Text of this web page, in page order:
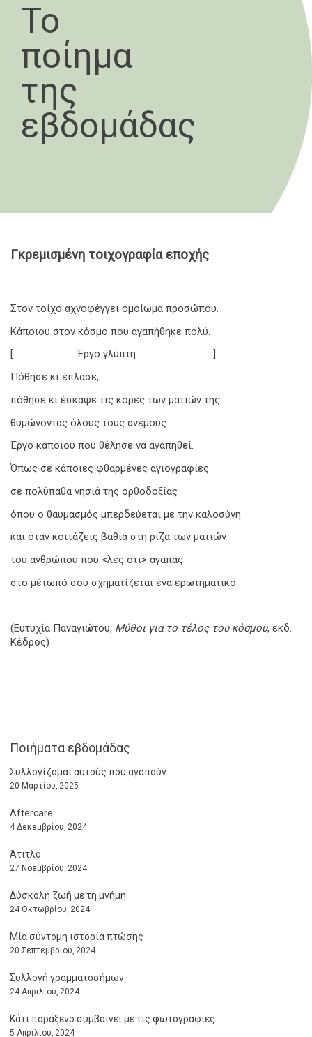
Το
ποίημα
της
εβδομάδας
Γκρεμισμένη τοιχογραφία εποχής
Στον τοίχο αχνοφέγγει ομοίωμα προσώπου.
Κάποιου στον κόσμο που αγαπήθηκε πολύ.
[ Έργο γλύπτη. ]
Πόθησε κι έπλασε,
πόθησε κι έσκαψε τις κόρες των ματιών της
θυμώνοντας όλους τους ανέμους.
Έργο κάποιου που θέλησε να αγαπηθεί.
Όπως σε κάποιες φθαρμένες αγιογραφίες
σε πολύπαθα νησιά της ορθοδοξίας
όπου ο θαυμασμός μπερδεύεται με την καλοσύνη
και όταν κοιτάζεις βαθιά στη ρίζα των ματιών
του ανθρώπου που <λες ότι> αγαπάς
στο μέτωπό σου σχηματίζεται ένα ερωτηματικό.
(Ευτυχία Παναγιώτου, Μύθοι για το τέλος του κόσμου, εκδ.
Κέδρος)
Ποιήματα εβδομάδας
Συλλογίζομαι αυτούς που αγαπούν
20 Μαρτίου, 2025
Aftercare
4 Δεκεμβρίου, 2024
Άτιτλο
27 Νοεμβρίου, 2024
Δύσκολη ζωή με τη μνήμη
24 Οκτωβρίου, 2024
Μία σύντομη ιστορία πτώσης
20 Σεπτεμβρίου, 2024
Συλλογή γραμματοσήμων
24 Απριλίου, 2024
Κάτι παράξενο συμβαίνει με τις φωτογραφίες
5 Απριλίου, 2024